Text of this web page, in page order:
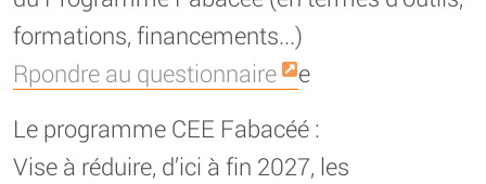
formations, financements...)
Rpondre au questionnaire
e
Le programme CEE Fabacéé :
Vise à réduire, d’ici à fin 2027, les